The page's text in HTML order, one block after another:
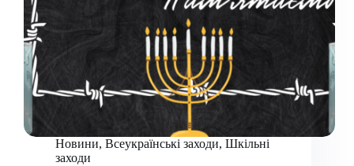
Новини, Всеукраїнські заходи, Шкільні
заходи